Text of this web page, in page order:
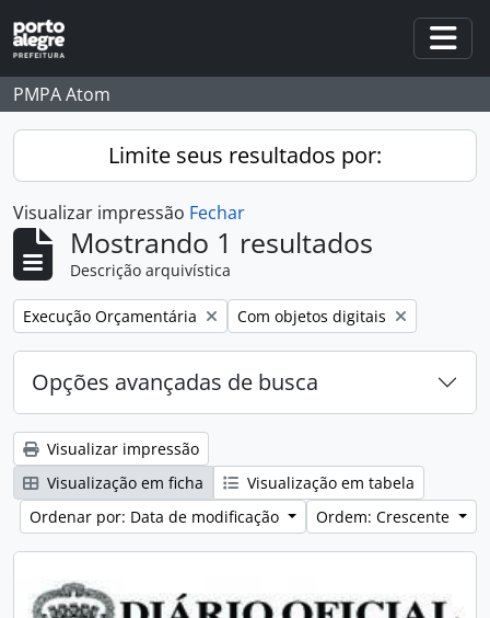
Skip to main content
PMPA Atom
Limite seus resultados por:
Visualizar impressão Fechar
Mostrando 1 resultados
Descrição arquivística
Remover filtro:
Execução Orçamentária Remover filtro:
Com objetos digitais
Opções avançadas de busca
Visualizar impressão
Visualização em ficha
Visualização em tabela
Ordenar por: Data de modificação
Ordem: Crescente